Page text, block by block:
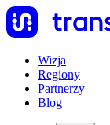
Wizja
Regiony
Partnerzy
Blog